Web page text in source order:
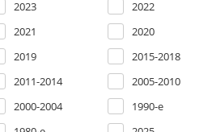
2023
2022
2021
2020
2019
2015-2018
2011-2014
2005-2010
2000-2004
1990-е